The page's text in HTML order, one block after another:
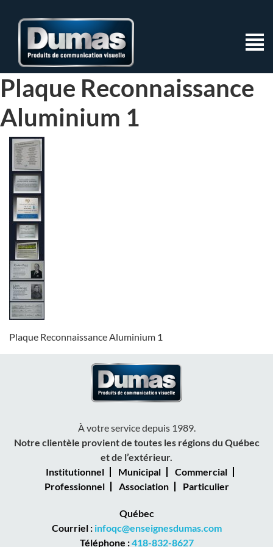
Plaque Reconnaissance
Aluminium 1
Plaque Reconnaissance Aluminium 1
À votre service depuis 1989.
Notre clientèle provient de toutes les régions du Québec
et de l’extérieur.
Institutionnel
Municipal
Commercial
Professionnel
Association Particulier
Québec
Courriel : infoqc@enseignesdumas.com
Téléphone :418-832-8627